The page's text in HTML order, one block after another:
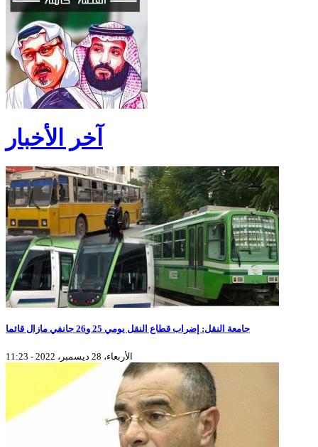
آخر الأخبار
جامعة النقل: إضراب قطاع النقل يومي 25 و26 جانفي مازال قائما
الأربعاء، 28 ديسمبر، 2022 - 11:23